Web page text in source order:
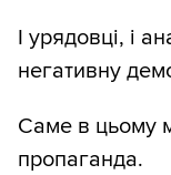
І урядовці, і
негативну
Саме в цьому
пропаганда.